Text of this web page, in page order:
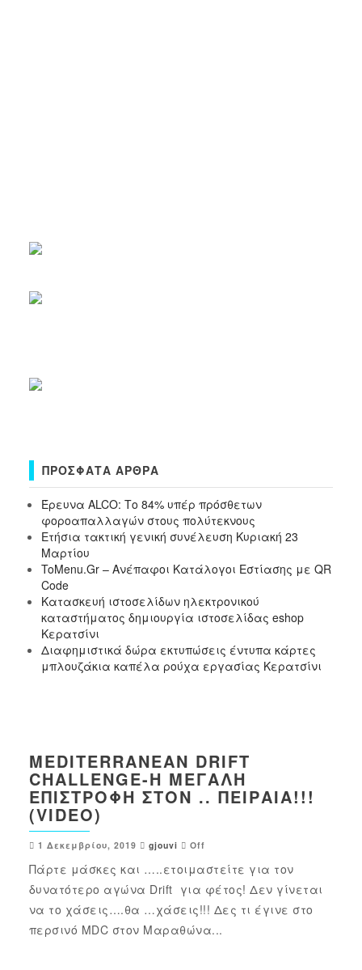
ΠΡΌΣΦΑΤΑ ΆΡΘΡΑ
Έρευνα ALCO: Το 84% υπέρ πρόσθετων
φοροαπαλλαγών στους πολύτεκνους
Ετήσια τακτική γενική συνέλευση Κυριακή 23
Μαρτίου
ToMenu.Gr – Ανέπαφοι Κατάλογοι Εστίασης με QR
Code
Κατασκευή ιστοσελίδων ηλεκτρονικού
καταστήματος δημιουργία ιστοσελίδας eshop
Κερατσίνι
Διαφημιστικά δώρα εκτυπώσεις έντυπα κάρτες
μπλουζάκια καπέλα ρούχα εργασίας Κερατσίνι
MEDITERRANEAN DRIFT
CHALLENGE-Η ΜΕΓΆΛΗ
ΕΠΙΣΤΡΟΦΉ ΣΤΟΝ .. ΠΕΙΡΑΙΆ!!!
(VIDEO)
1 Δεκεμβρίου, 2019 gjouvi Off
Πάρτε μάσκες και …..ετοιμαστείτε για τον
δυνατότερο αγώνα Drift για φέτος! Δεν γίνεται
να το χάσεις….θα …χάσεις!!! Δες τι έγινε στο
περσινό MDC στον Μαραθώνα...